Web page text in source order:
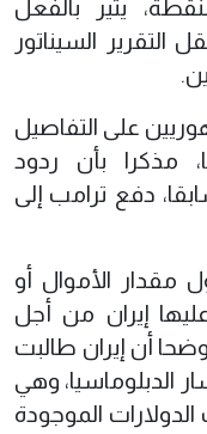
يثير بالفعل
السيناتور
على التفاصيل
مذكرا بأن ردود
دفع ترامب إلى
مقدار الأموال أو
إيران من أجل
أن إيران طالبت
الدبلوماسيا، وهي
الموجودة